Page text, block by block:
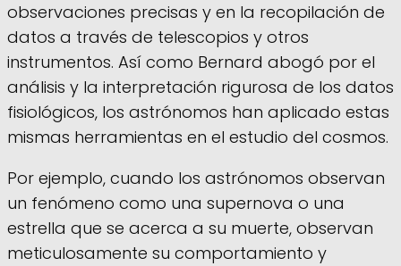
observaciones precisas y en la recopilación de
datos a través de telescopios y otros
instrumentos. Así como Bernard abogó por el
análisis y la interpretación rigurosa de los datos
fisiológicos, los astrónomos han aplicado estas
mismas herramientas en el estudio del cosmos.
Por ejemplo, cuando los astrónomos observan
un fenómeno como una supernova o una
estrella que se acerca a su muerte, observan
meticulosamente su comportamiento y